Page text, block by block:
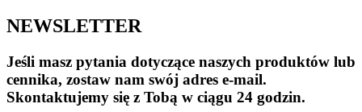
NEWSLETTER
Jeśli masz pytania dotyczące naszych produktów lub
cennika, zostaw nam swój adres e-mail.
Skontaktujemy się z Tobą w ciągu 24 godzin.